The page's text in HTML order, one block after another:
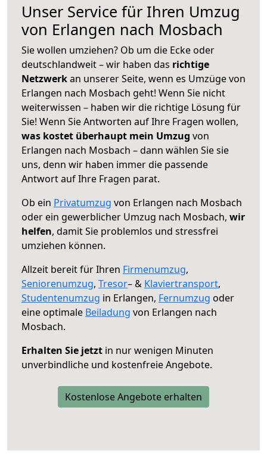
Unser Service für Ihren Umzug
von Erlangen nach Mosbach
Sie wollen umziehen? Ob um die Ecke oder
deutschlandweit – wir haben das richtige
Netzwerkan unserer Seite, wenn es Umzüge von
Erlangen nach Mosbach geht! Wenn Sie nicht
weiterwissen – haben wir die richtige Lösung für
Sie! Wenn Sie Antworten auf Ihre Fragen wollen,
was kostet überhaupt mein Umzug von
Erlangen nach Mosbach – dann wählen Sie sie
uns, denn wir haben immer die passende
Antwort auf Ihre Fragen parat.
Ob ein Privatumzug von Erlangen nach Mosbach
oder ein gewerblicher Umzug nach Mosbach, wir
helfen, damit Sie problemlos und stressfrei
umziehen können.
Allzeit bereit für Ihren Firmenumzug,
Seniorenumzug, Tresor– & Klaviertransport,
Studentenumzug in Erlangen, Fernumzug oder
eine optimale Beiladung von Erlangen nach
Mosbach.
Erhalten Sie jetzt in nur wenigen Minuten
unverbindliche und kostenfreie Angebote.
Kostenlose Angebote erhalten